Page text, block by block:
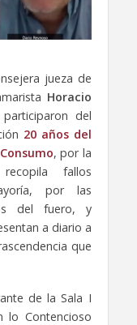
jueza de
Horacio
participaron del
20 años del
, por la
fallos
por las
del fuero, y
a diario a
que
de la Sala I
lo Contencioso